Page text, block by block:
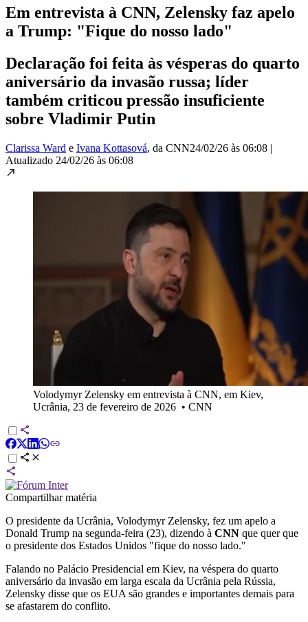
Em entrevista à CNN, Zelensky faz apelo
a Trump: "Fique do nosso lado"
Declaração foi feita às vésperas do quarto
aniversário da invasão russa; líder
também criticou pressão insuficiente
sobre Vladimir Putin
Clarissa Ward e Ivana Kottasová, da CNN24/02/26 às 06:08 |
Atualizado 24/02/26 às 06:08
Volodymyr Zelensky em entrevista à CNN, em Kiev,
Ucrânia, 23 de fevereiro de 2026 • CNN
Compartilhar matéria
O presidente da Ucrânia, Volodymyr Zelensky, fez um apelo a
Donald Trump na segunda-feira (23), dizendo à CNN que quer que
o presidente dos Estados Unidos "fique do nosso lado."
Falando no Palácio Presidencial em Kiev, na véspera do quarto
aniversário da invasão em larga escala da Ucrânia pela Rússia,
Zelensky disse que os EUA são grandes e importantes demais para
se afastarem do conflito.